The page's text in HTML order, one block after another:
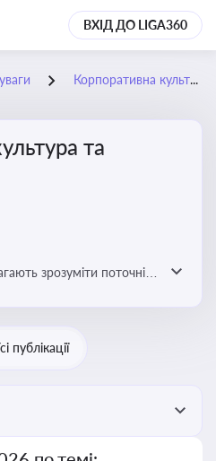
ВХІД ДО LIGA360
Корпоративна культура та цінності
та
зрозуміти поточні
публікації